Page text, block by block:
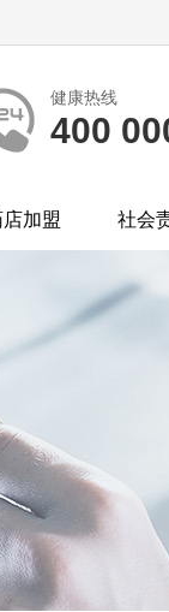
健康热线
400
加盟 社会